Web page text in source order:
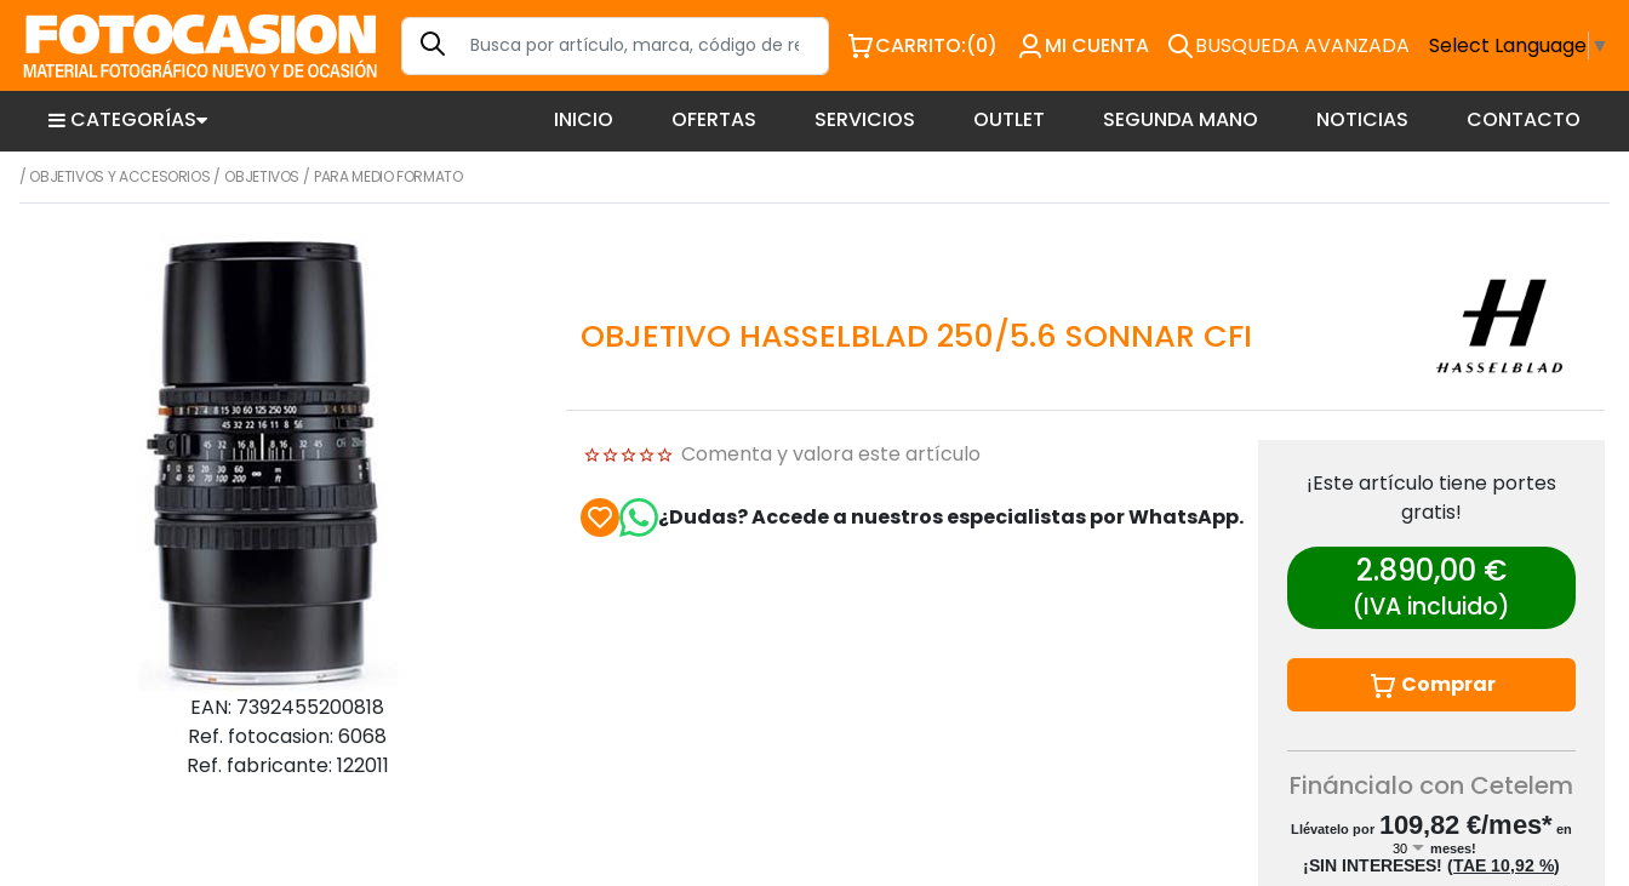
CARRITO:(0) MI CUENTA BUSQUEDA AVANZADA Select Language ▼
CATEGORÍAS INICIO OFERTAS SERVICIOS OUTLET SEGUNDA MANO NOTICIAS CONTACTO
/ OBJETIVOS Y ACCESORIOS / OBJETIVOS / PARA MEDIO FORMATO
EAN: 7392455200818
Ref. fotocasion: 6068
Ref. fabricante: 122011
OBJETIVO HASSELBLAD 250/5.6 SONNAR CFI
Comenta y valora este artículo
¿Dudas? Accede a nuestros especialistas por WhatsApp.
¡Este artículo tiene portes
gratis!
2.890,00 €
(IVA incluido)
Comprar
Fináncialo con Cetelem
Llévatelo por 109,82 €/mes* en
meses!
¡SIN INTERESES!(TAE 10,92 %)